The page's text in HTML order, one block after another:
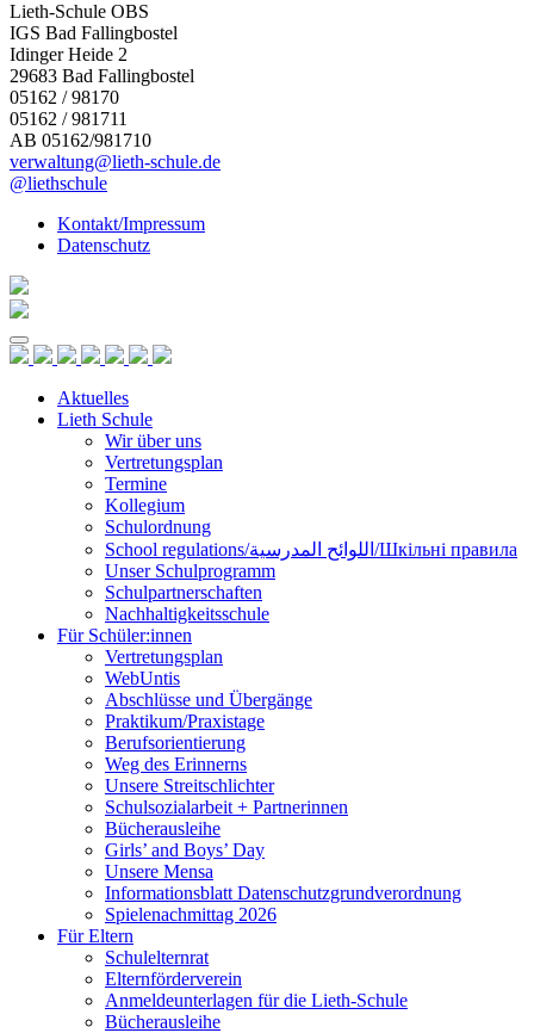
Lieth-Schule OBS
IGS Bad Fallingbostel
Idinger Heide 2
29683 Bad Fallingbostel
05162 / 98170
05162 / 981711
AB 05162/981710
verwaltung@lieth-schule.de
@liethschule
Kontakt/Impressum
Datenschutz
Skip
to
Aktuelles
Lieth Schule
Wir über uns
Vertretungsplan
Termine
Kollegium
Schulordnung
School regulations/اللوائح المدرسية/Шкільні правила
Unser Schulprogramm
Schulpartnerschaften
Nachhaltigkeitsschule
Für Schüler:innen
Vertretungsplan
WebUntis
Abschlüsse und Übergänge
Praktikum/Praxistage
Berufsorientierung
Weg des Erinnerns
Unsere Streitschlichter
Schulsozialarbeit + Partnerinnen
Bücherausleihe
Girls’ and Boys’ Day
Unsere Mensa
Informationsblatt Datenschutzgrundverordnung
Spielenachmittag 2026
Für Eltern
Schulelternrat
Elternförderverein
Anmeldeunterlagen für die Lieth-Schule
Bücherausleihe